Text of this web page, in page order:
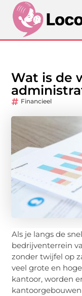
Wat is de
Financieel
Als je langs de
bedrijventerrein
zonder twijfel op
veel grote en
kantoor, worden